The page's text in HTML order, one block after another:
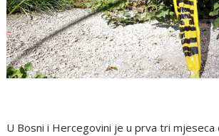
U Bosni i Hercegovini je u prva tri mjeseca